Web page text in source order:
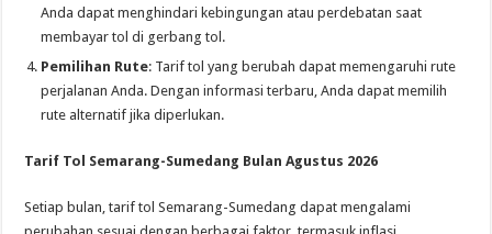
Anda dapat menghindari kebingungan atau perdebatan saat
membayar tol di gerbang tol.
Pemilihan Rute: Tarif tol yang berubah dapat memengaruhi rute
perjalanan Anda. Dengan informasi terbaru, Anda dapat memilih
rute alternatif jika diperlukan.
Tarif Tol Semarang-Sumedang Bulan Agustus 2026
Setiap bulan, tarif tol Semarang-Sumedang dapat mengalami